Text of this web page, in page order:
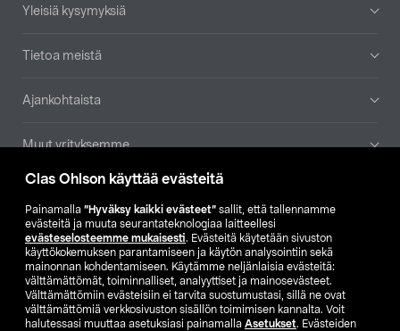
Clas Ohlson käyttää evästeitä
Painamalla ”Hyväksy kaikki evästeet” sallit, että tallennamme
evästeitä ja muuta seurantateknologiaa laitteellesi
evästeselosteemme mukaisesti. Evästeitä käytetään sivuston
käyttökokemuksen parantamiseen ja käytön analysointiin sekä
mainonnan kohdentamiseen. Käytämme neljänlaisia evästeitä:
välttämättömät, toiminnalliset, analyyttiset ja mainosevästeet.
Välttämättömiin evästeisiin ei tarvita suostumustasi, sillä ne ovat
välttämättömiä verkkosivuston sisällön toimimisen kannalta. Voit
halutessasi muuttaa asetuksiasi painamalla Asetukset. Evästeiden
Yleisiä kysymyksiä
Tietoa meistä
Ajankohtaista
Muut yrityksemme
Etsi myymälä
SE NO FI
FI SV